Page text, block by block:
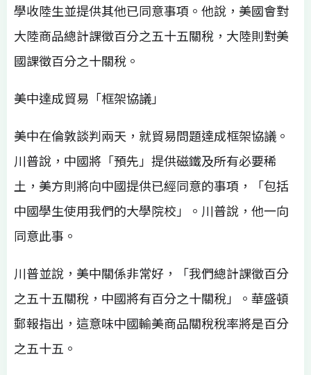
學收陸生並提供其他已同意事項。他說，美國會對
大陸商品總計課徵百分之五十五關稅，大陸則對美
國課徵百分之十關稅。
美中達成貿易「框架協議」
美中在倫敦談判兩天，就貿易問題達成框架協議。
川普說，中國將「預先」提供磁鐵及所有必要稀
土，美方則將向中國提供已經同意的事項，「包括
中國學生使用我們的大學院校」。川普說，他一向
同意此事。
川普並說，美中關係非常好，「我們總計課徵百分
之五十五關稅，中國將有百分之十關稅」。華盛頓
郵報指出，這意味中國輸美商品關稅稅率將是百分
之五十五。